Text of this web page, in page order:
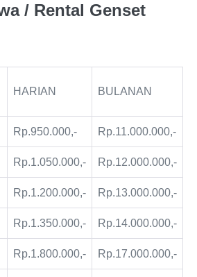
/ Rental Genset
HARIAN BULANAN
Rp.950.000,- Rp.11.000.000,-
Rp.1.050.000,- Rp.12.000.000,-
Rp.1.200.000,- Rp.13.000.000,-
Rp.1.350.000,- Rp.14.000.000,-
Rp.1.800.000,- Rp.17.000.000,-